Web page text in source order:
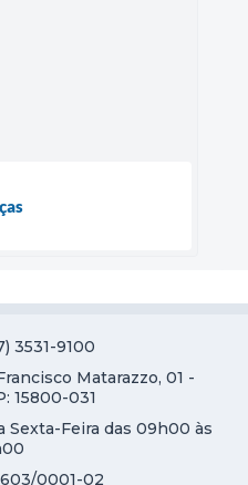
3531-9100
Matarazzo, 01 -
15800-031
Feira das 09h00 às
0001-02